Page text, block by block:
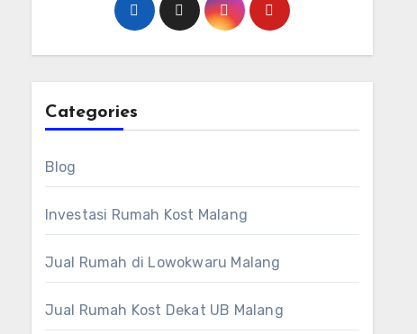
Categories
Blog
Investasi Rumah Kost Malang
Jual Rumah di Lowokwaru Malang
Jual Rumah Kost Dekat UB Malang